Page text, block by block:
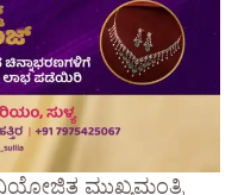
ಮುಖ್ಯಮಂತ್ರಿ